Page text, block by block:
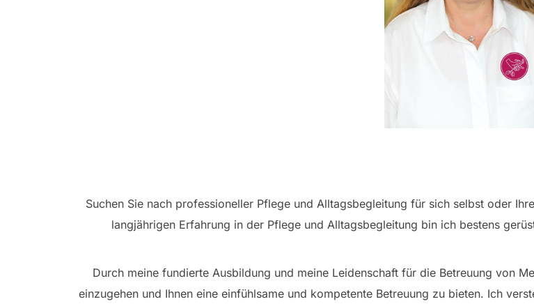
Suchen Sie nach professioneller Pflege und Alltagsbegleitung für sich selbst oder
langjährigen Erfahrung in der Pflege und Alltagsbegleitung bin ich bestens
Durch meine fundierte Ausbildung und meine Leidenschaft für die Betreuung von
einzugehen und Ihnen eine einfühlsame und kompetente Betreuung zu bieten. Ich